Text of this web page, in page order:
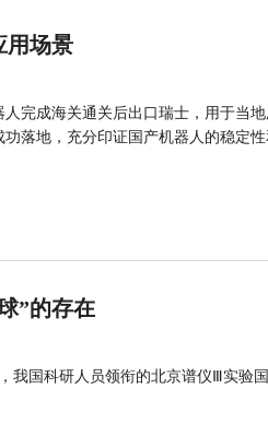
用场景
完成海关通关后出口瑞士，用于当
落地，充分印证国产机器人的稳定
”的存在
我国科研人员领衔的北京谱仪Ⅲ实验